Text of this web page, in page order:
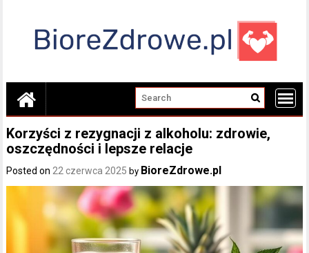
Korzyści z rezygnacji z alkoholu: zdrowie,
oszczędności i lepsze relacje
Posted on 22 czerwca 2025 by BioreZdrowe.pl